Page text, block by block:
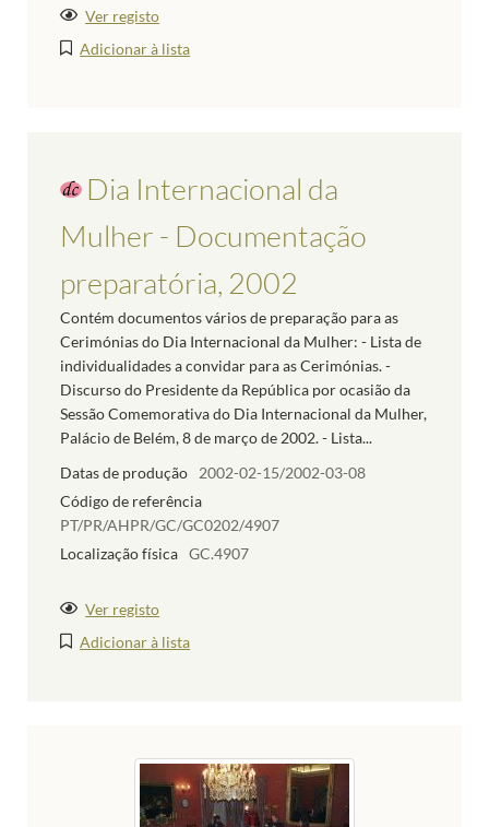
Ver registo
Adicionar à lista
Dia Internacional da
Mulher - Documentação
preparatória, 2002
Contém documentos vários de preparação para as
Cerimónias do Dia Internacional da Mulher: - Lista de
individualidades a convidar para as Cerimónias. -
Discurso do Presidente da República por ocasião da
Sessão Comemorativa do Dia Internacional da Mulher,
Palácio de Belém, 8 de março de 2002. - Lista...
Datas de produção
2002-02-15/2002-03-08
Código de referência
PT/PR/AHPR/GC/GC0202/4907
Localização física GC.4907
Ver registo
Adicionar à lista